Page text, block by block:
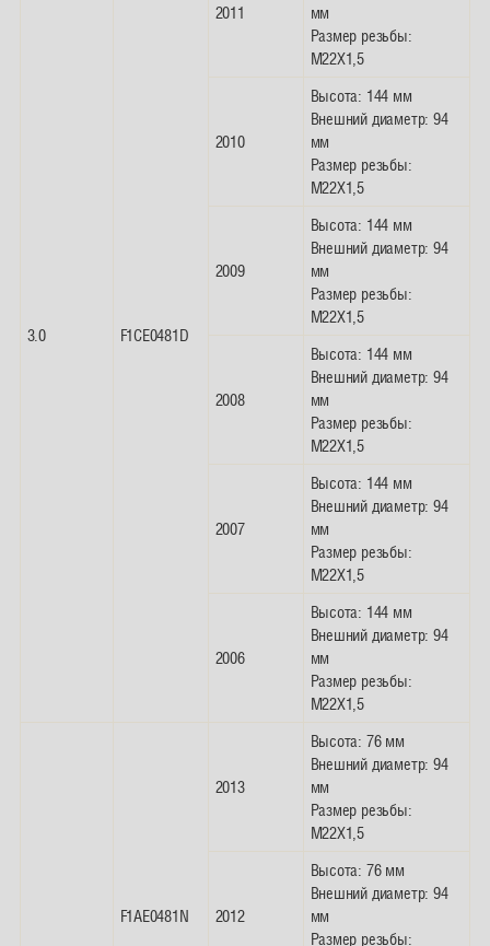
3.0 F1CE0481D
2011
мм
Размер резьбы:
M22X1,5
2010
Высота: 144 мм
Внешний диаметр: 94
мм
Размер резьбы:
M22X1,5
2009
Высота: 144 мм
Внешний диаметр: 94
мм
Размер резьбы:
M22X1,5
2008
Высота: 144 мм
Внешний диаметр: 94
мм
Размер резьбы:
M22X1,5
2007
Высота: 144 мм
Внешний диаметр: 94
мм
Размер резьбы:
M22X1,5
2006
Высота: 144 мм
Внешний диаметр: 94
мм
Размер резьбы:
M22X1,5
F1AE0481N
2013
Высота: 76 мм
Внешний диаметр: 94
мм
Размер резьбы:
M22X1,5
2012
Высота: 76 мм
Внешний диаметр: 94
мм
Размер резьбы: